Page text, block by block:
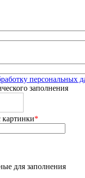
персональных
заполнения
*
для заполнения